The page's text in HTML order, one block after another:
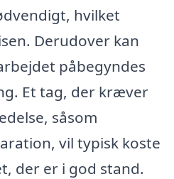
hvilket
Derudover kan
påbegyndes
Et tag, der kræver
såsom
vil typisk koste
der er i god stand.